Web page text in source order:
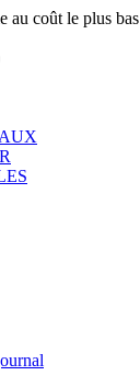
au coût le plus bas